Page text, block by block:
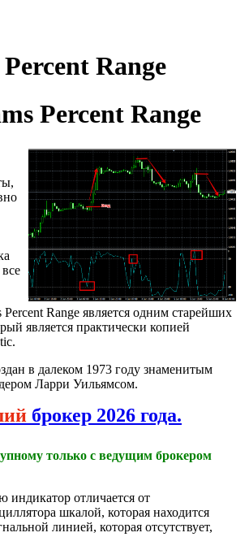
Range
Percent Range
Range является одним старейших
является практически копией
в далеком 1973 году знаменитым
Ларри Уильямсом.
брокер 2026 года.
только с ведущим брокером
индикатор отличается от
шкалой, которая находится
линией, которая отсутствует,